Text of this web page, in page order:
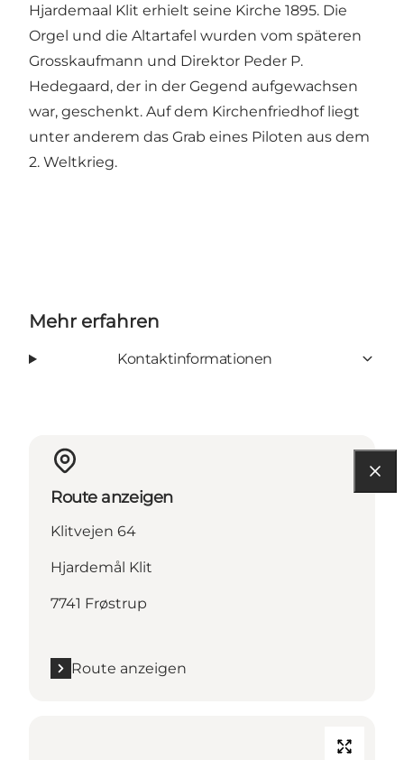
Hjardemaal Klit erhielt seine Kirche 1895. Die
Orgel und die Altartafel wurden vom späteren
Grosskaufmann und Direktor Peder P.
Hedegaard, der in der Gegend aufgewachsen
war, geschenkt. Auf dem Kirchenfriedhof liegt
unter anderem das Grab eines Piloten aus dem
2. Weltkrieg.
Mehr erfahren
Kontaktinformationen
Route anzeigen
Klitvejen 64
Hjardemål Klit
7741 Frøstrup
Route anzeigen